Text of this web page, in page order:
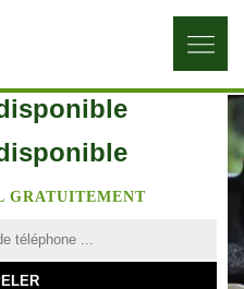
GRATUITEMENT